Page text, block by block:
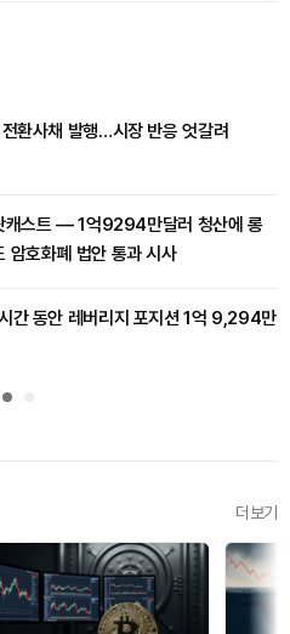
환사채 발행…시장 반응 엇갈려
캐스트 — 1억9294만달러 청산에 롱
암호화폐 법안 통과 시사
간 동안 레버리지 포지션 1억 9,294만
더보기